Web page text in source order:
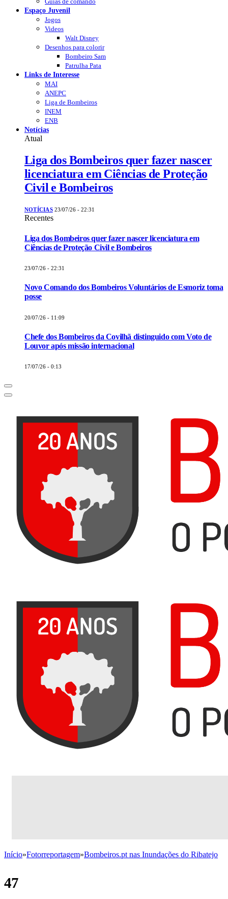
Espaço Juvenil
Jogos
Videos
Walt Disney
Desenhos para colorir
Bombeiro Sam
Patrulha Pata
Links de Interesse
MAI
ANEPC
Liga de Bombeiros
INEM
ENB
Notícias
Atual
Liga dos Bombeiros quer fazer nascer
licenciatura em Ciências de Proteção
Civil e Bombeiros
NOTÍCIAS 23/07/26 - 22:31
Recentes
Liga dos Bombeiros quer fazer nascer licenciatura em
Ciências de Proteção Civil e Bombeiros
23/07/26 - 22:31
Novo Comando dos Bombeiros Voluntários de Esmoriz toma
posse
20/07/26 - 11:09
Chefe dos Bombeiros da Covilhã distinguido com Voto de
Louvor após missão internacional
17/07/26 - 0:13
Início»Fotorreportagem»Bombeiros.pt nas Inundações do Ribatejo
47